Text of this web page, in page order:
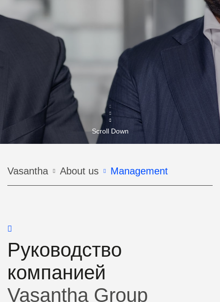
Scroll Down
Строка
навигации
Vasantha About us Management
Руководство
компанией
Vasantha Group